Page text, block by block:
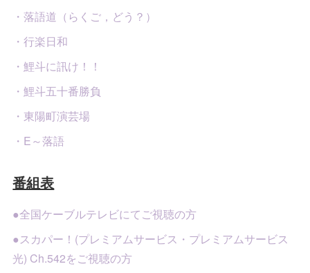
・落語道（らくご，どう？）
・行楽日和
・鯉斗に訊け！！
・鯉斗五十番勝負
・東陽町演芸場
・E～落語
番組表
●全国ケーブルテレビにてご視聴の方
●スカパー！(プレミアムサービス・プレミアムサービス
光) Ch.542をご視聴の方